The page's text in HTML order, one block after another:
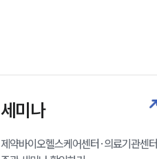
세미나
제약바이오헬스케어센터·의료기관센터